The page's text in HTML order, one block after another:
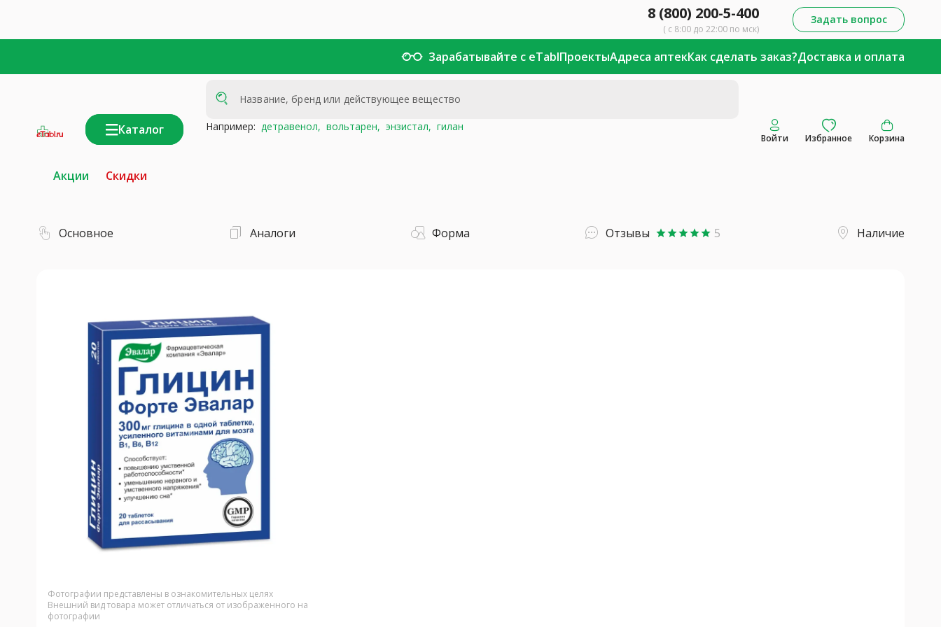
8 (800) 200-5-400
( с 8:00 до 22:00 по мск)
Задать вопрос
Зарабатывайте с eTablПроектыАдреса аптекКак сделать заказ?Доставка и оплата
Каталог Например: детравенол, вольтарен, энзистал, гилан
Войти Избранное Корзина
Акции Скидки
Основное Аналоги Форма Отзывы starstarstarstarstar 5 Наличие
Фотографии представлены в ознакомительных целях
Внешний вид товара может отличаться от изображенного на
фотографии